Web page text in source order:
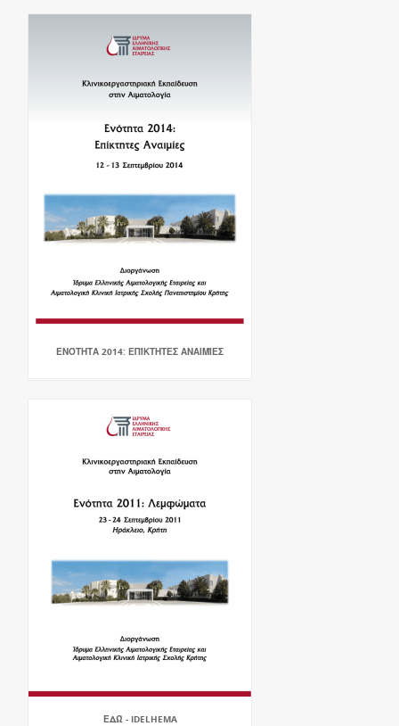
ΕΝΌΤΗΤΑ 2014: ΕΠΊΚΤΗΤΕΣ ΑΝΑΙΜΊΕΣ
ΕΔΏ - IDELHEMA